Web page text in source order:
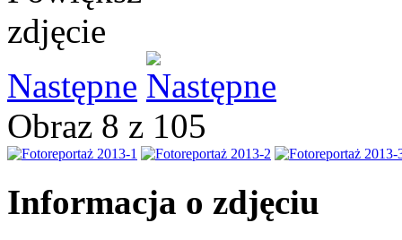
Następne
Obraz 8 z 105
Informacja o zdjęciu